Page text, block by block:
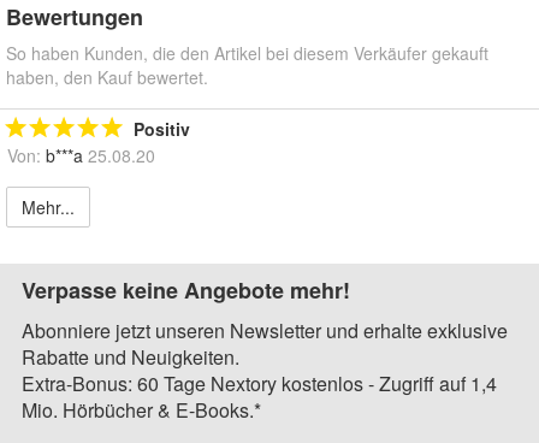
Bewertungen
So haben Kunden, die den Artikel bei diesem Verkäufer gekauft
haben, den Kauf bewertet.
Positiv
Von: b***a 25.08.20
Mehr...
Verpasse keine Angebote mehr!
Abonniere jetzt unseren Newsletter und erhalte exklusive
Rabatte und Neuigkeiten.
Extra-Bonus: 60 Tage Nextory kostenlos - Zugriff auf 1,4
Mio. Hörbücher & E-Books.*